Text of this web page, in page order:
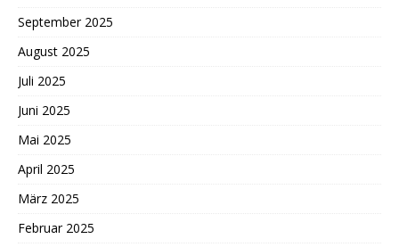
September 2025
August 2025
Juli 2025
Juni 2025
Mai 2025
April 2025
März 2025
Februar 2025